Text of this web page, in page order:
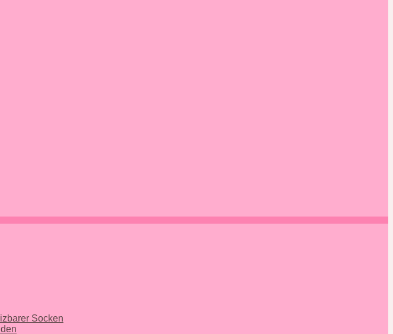
Socken